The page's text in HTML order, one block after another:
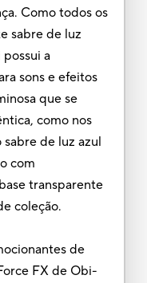
Como todos os
sabre de luz
a
sons e efeitos
que se
como nos
de luz azul
com
transparente
coleção.
de
FX de Obi-